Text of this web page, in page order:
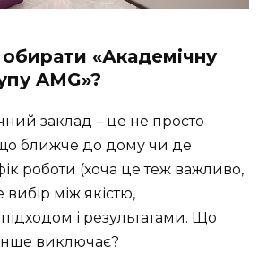
«Академічну
AMG»?
заклад – це не просто
ближче до дому чи де
роботи (хоча це теж важливо,
вибір між якістю,
і результатами. Що
виключає?